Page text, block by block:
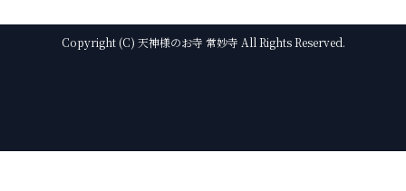
Copyright (C) 天神様のお寺 常妙寺 All Rights Reserved.